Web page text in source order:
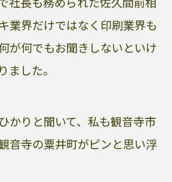
業界だけではなく印刷業界も
が何でもお聞きしないといけ
ました。
かりと聞いて、私も観音寺市
音寺の粟井町がピンと思い浮